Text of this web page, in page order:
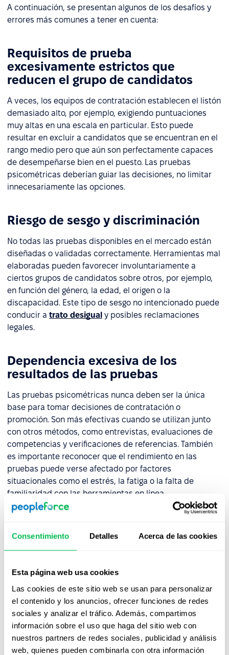
Consentimiento Detalles Acerca de las cookies
Esta página web usa cookies
Las cookies de este sitio web se usan para personalizar
el contenido y los anuncios, ofrecer funciones de redes
sociales y analizar el tráfico. Además, compartimos
información sobre el uso que haga del sitio web con
nuestros partners de redes sociales, publicidad y análisis
web, quienes pueden combinarla con otra información
A continuación, se presentan algunos de los desafíos y
errores más comunes a tener en cuenta:
Requisitos de prueba
excesivamente estrictos que
reducen el grupo de candidatos
A veces, los equipos de contratación establecen el listón
demasiado alto, por ejemplo, exigiendo puntuaciones
muy altas en una escala en particular. Esto puede
resultar en excluir a candidatos que se encuentran en el
rango medio pero que aún son perfectamente capaces
de desempeñarse bien en el puesto. Las pruebas
psicométricas deberían guiar las decisiones, no limitar
innecesariamente las opciones.
Riesgo de sesgo y discriminación
No todas las pruebas disponibles en el mercado están
diseñadas o validadas correctamente. Herramientas mal
elaboradas pueden favorecer involuntariamente a
ciertos grupos de candidatos sobre otros, por ejemplo,
en función del género, la edad, el origen o la
discapacidad. Este tipo de sesgo no intencionado puede
conducir a trato desigual y posibles reclamaciones
legales.
Dependencia excesiva de los
resultados de las pruebas
Las pruebas psicométricas nunca deben ser la única
base para tomar decisiones de contratación o
promoción. Son más efectivas cuando se utilizan junto
con otros métodos, como entrevistas, evaluaciones de
competencias y verificaciones de referencias. También
es importante reconocer que el rendimiento en las
pruebas puede verse afectado por factores
situacionales como el estrés, la fatiga o la falta de
familiaridad con las herramientas en línea.
la prueba
para tomar una decisión informada. Lo que realmente
importa es cómo se interpretan los resultados,
entendiendo el perfil, sus fortalezas y posibles desafíos,
y cómo podría desempeñarse la persona en un entorno
laboral específico. Por eso, los resultados de las pruebas
deben ser revisados por profesionales capacitados con
acceso a orientación experta.